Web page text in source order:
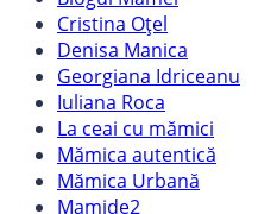
Cristina Oțel
Denisa Manica
Georgiana Idriceanu
Iuliana Roca
La ceai cu mămici
Mămica autentică
Mămica Urbană
Mamide2